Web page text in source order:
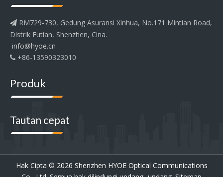
 RM729-730, Gedung Asuransi Xinhua, No.171 Mintian Road,
Distrik Futian, Shenzhen, Cina.
info@hyoe.cn
 +86-13590323010
Produk
Tautan cepat
Hak Cipta © 2026 Shenzhen HYOE Optical Communications